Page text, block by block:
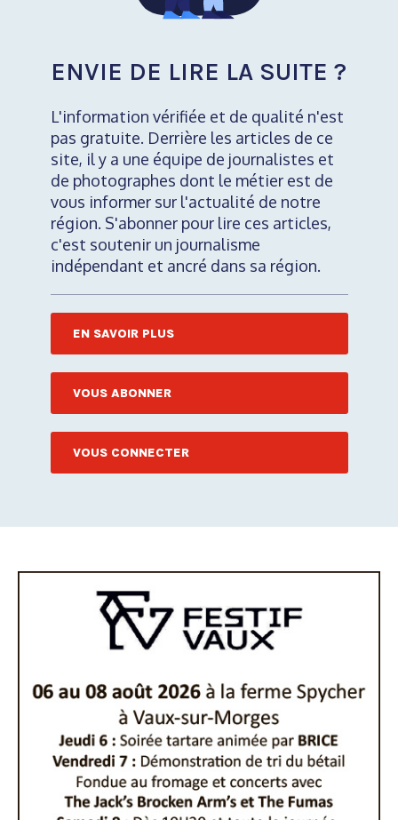
ENVIE DE LIRE LA SUITE ?
L'information vérifiée et de qualité n'est
pas gratuite. Derrière les articles de ce
site, il y a une équipe de journalistes et
de photographes dont le métier est de
vous informer sur l'actualité de notre
région. S'abonner pour lire ces articles,
c'est soutenir un journalisme
indépendant et ancré dans sa région.
EN SAVOIR PLUS
VOUS ABONNER
VOUS CONNECTER